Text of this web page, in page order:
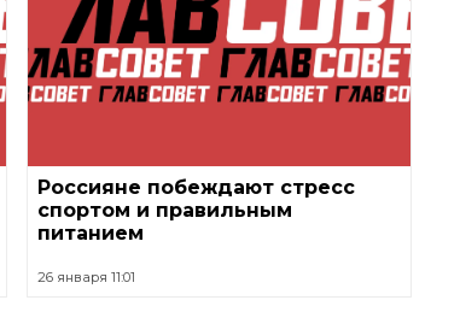
Россияне побеждают стресс
спортом и правильным
питанием
26 января 11:01